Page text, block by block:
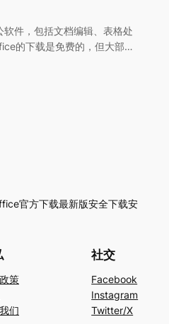
件，包括文档编辑、表格处
的下载是免费的，但大部…
官方下载最新版安全下载安
策
们
社交
Facebook
Instagram
Twitter/X